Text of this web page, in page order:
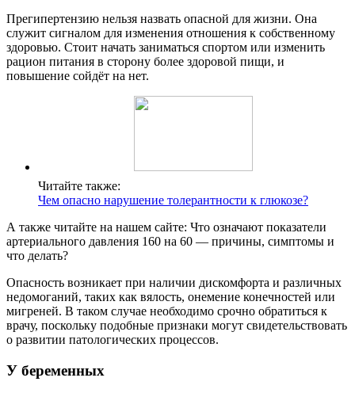
Прегипертензию нельзя назвать опасной для жизни. Она
служит сигналом для изменения отношения к собственному
здоровью. Стоит начать заниматься спортом или изменить
рацион питания в сторону более здоровой пищи, и
повышение сойдёт на нет.
Читайте также:
Чем опасно нарушение толерантности к глюкозе?
А также читайте на нашем сайте: Что означают показатели
артериального давления 160 на 60 — причины, симптомы и
что делать?
Опасность возникает при наличии дискомфорта и различных
недомоганий, таких как вялость, онемение конечностей или
мигреней. В таком случае необходимо срочно обратиться к
врачу, поскольку подобные признаки могут свидетельствовать
о развитии патологических процессов.
У беременных